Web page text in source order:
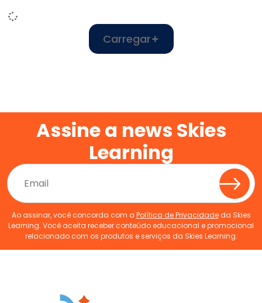
Carregar
Assine a news Skies
Learning
Ao assinar, você concorda com a Política de Privacidadeda Skies
Learning. Você aceita receber conteúdo educacional e promocional
relacionado com os produtos e serviços da Skies Learning.